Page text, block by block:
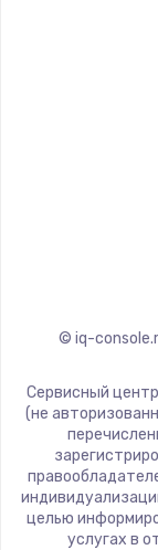
© iq-
Сервисный
(не
целью
услугах в